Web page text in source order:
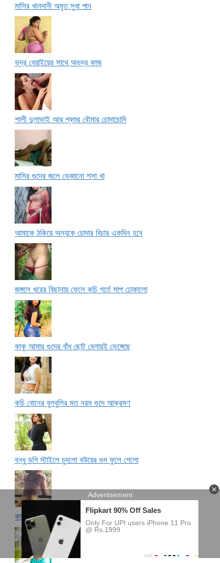
মাসির খানদানী অমৃত সুধা পান
ভদ্র বেয়াইয়ের সাথে অভদ্র কাজ
শালী দুলাভাই আর শ্বশুর বৌমার চোদাচোদি
মাসির গুদের জলে ভেজানো শসা খা
আমাকে ঠকিয়ে অন্যকে চোদার বিচার একদিন হবে
জঙ্গলে খরের বিছানায় ফেলে কচি গর্তে সাপ ঢোকালো
কাকু আমার গুদের বাঁধ ছোট বেলায়ই ভেঙ্গেছে
কচি বোনের বুলবুলির মত নরম গুদে আক্রমণ
বন্ধু ডগি স্টাইলে চুদলো বউয়ের গুদ ফুলে গেলো
কালো বালের ছাট সরিয়ে ভালো দিদির গুদে ধোন